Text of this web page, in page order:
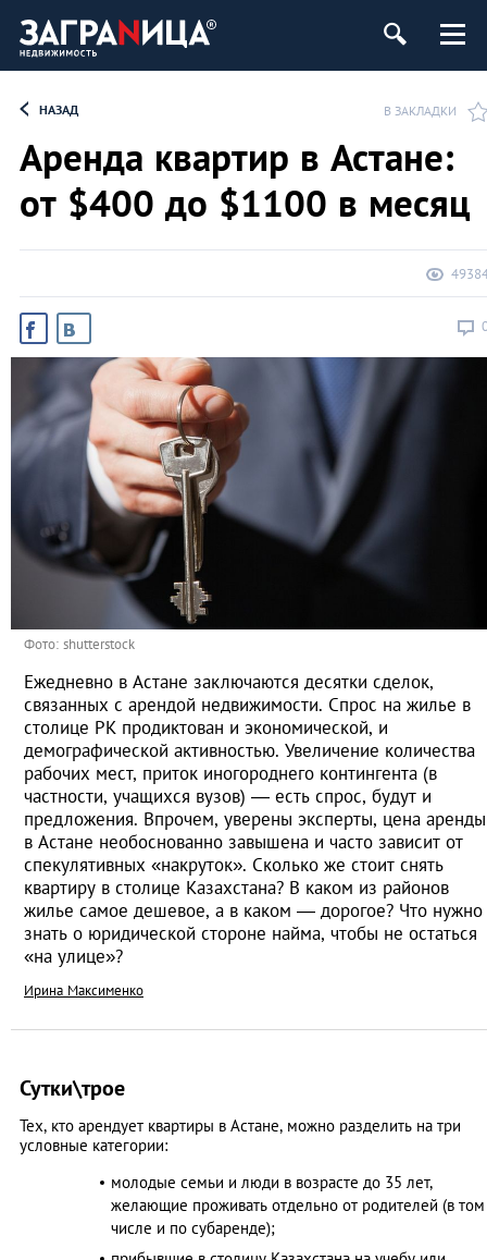
НАЗАД В ЗАКЛАДКИ
Аренда квартир в Астане:
от $400 до $1100 в месяц
Фото: shutterstock
Ежедневно в Астане заключаются десятки сделок,
связанных с арендой недвижимости. Спрос на жилье в
столице РК продиктован и экономической, и
демографической активностью. Увеличение количества
рабочих мест, приток иногороднего контингента (в
частности, учащихся вузов) — есть спрос, будут и
предложения. Впрочем, уверены эксперты, цена аренды
в Астане необоснованно завышена и часто зависит от
спекулятивных «накруток». Сколько же стоит снять
квартиру в столице Казахстана? В каком из районов
жилье самое дешевое, а в каком — дорогое? Что нужно
знать о юридической стороне найма, чтобы не остаться
«на улице»?
Ирина Максименко
Сутки\трое
Тех, кто арендует квартиры в Астане, можно разделить на три
условные категории:
молодые семьи и люди в возрасте до 35 лет,
желающие проживать отдельно от родителей (в том
числе и по субаренде);